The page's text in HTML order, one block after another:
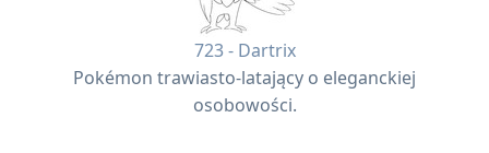
723 - Dartrix
Pokémon trawiasto-latający o eleganckiej
osobowości.